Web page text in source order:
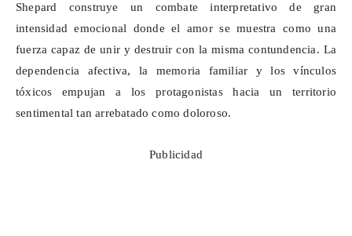
Shepard construye un combate interpretativo de gran
intensidad emocional donde el amor se muestra como una
fuerza capaz de unir y destruir con la misma contundencia. La
dependencia afectiva, la memoria familiar y los vínculos
tóxicos empujan a los protagonistas hacia un territorio
sentimental tan arrebatado como doloroso.
Publicidad